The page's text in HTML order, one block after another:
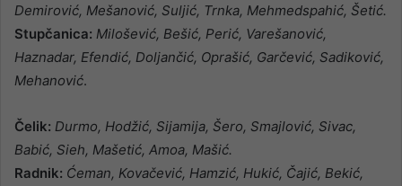
Demirović, Mešanović, Suljić, Trnka, Mehmedspahić, Šetić.
Stupčanica: Milošević, Bešić, Perić, Varešanović,
Haznadar, Efendić, Doljančić, Oprašić, Garčević, Sadiković,
Mehanović.
Čelik: Durmo, Hodžić, Sijamija, Šero, Smajlović, Sivac,
Babić, Sieh, Mašetić, Amoa, Mašić.
Radnik: Ćeman, Kovačević, Hamzić, Hukić, Čajić, Bekić,